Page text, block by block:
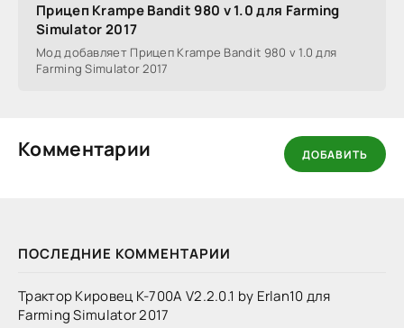
ПОСЛЕДНИЕ КОММЕНТАРИИ
Трактор Кировец К-700А V2.2.0.1 by Erlan10 для
Farming Simulator 2017
Прицеп Krampe Bandit 980 v 1.0 для Farming
Simulator 2017
Мод добавляет Прицеп Krampe Bandit 980 v 1.0 для
Farming Simulator 2017
Комментарии ДОБАВИТЬ